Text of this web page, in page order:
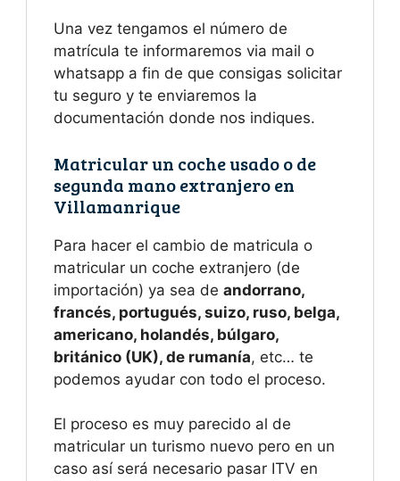
Una vez tengamos el número de
matrícula te informaremos via mail o
whatsapp a fin de que consigas solicitar
tu seguro y te enviaremos la
documentación donde nos indiques.
Matricular un coche usado o de
segunda mano extranjero en
Villamanrique
Para hacer el cambio de matricula o
matricular un coche extranjero (de
importación) ya sea de andorrano,
francés, portugués, suizo, ruso, belga,
americano, holandés, búlgaro,
británico (UK), de rumanía, etc… te
podemos ayudar con todo el proceso.
El proceso es muy parecido al de
matricular un turismo nuevo pero en un
caso así será necesario pasar ITV en